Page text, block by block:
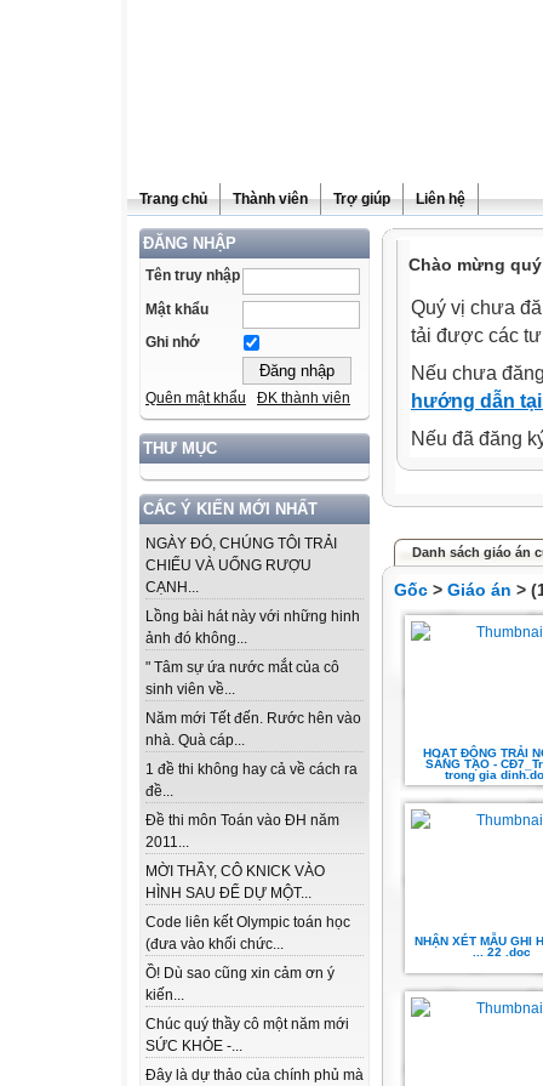
Trang chủ Thành viên Trợ giúp Liên hệ
ĐĂNG NHẬP
Tên truy nhập
Mật khẩu
Ghi nhớ
Quên mật khẩu ĐK thành viên
THƯ MỤC
CÁC Ý KIẾN MỚI NHẤT
NGÀY ĐÓ, CHÚNG TÔI TRẢI
CHIẾU VÀ UỐNG RƯỢU
CẠNH...
Lồng bài hát này với những hinh
ảnh đó không...
" Tâm sự ứa nước mắt của cô
sinh viên về...
Năm mới Tết đến. Rước hên vào
nhà. Quà cáp...
1 đề thi không hay cả về cách ra
đề...
Đề thi môn Toán vào ĐH năm
2011...
MỜI THẦY, CÔ KNICK VÀO
HÌNH SAU ĐỂ DỰ MỘT...
Code liên kết Olympic toán học
(đưa vào khối chức...
Ồ! Dù sao cũng xin cảm ơn ý
kiến...
Chúc quý thầy cô một năm mới
SỨC KHỎE -...
Đây là dự thảo của chính phủ mà
Chào mừng
Quý vị chưa
tải được các
Nếu chưa
hướng dẫn
Nếu đã đăng
Danh sách giáo án
Gốc > Giáo án >
HOẠT ĐỘNG TRẢI
SÁNG TẠO -
trong gia
NHẬN XÉT MẪU GHI
... 22 .doc